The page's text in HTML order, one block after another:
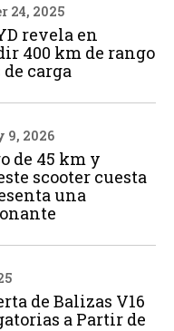
24, 2025
revela en
400 km de rango
carga
9, 2026
de 45 km y
scooter cuesta
una
de Balizas V16
a Partir de